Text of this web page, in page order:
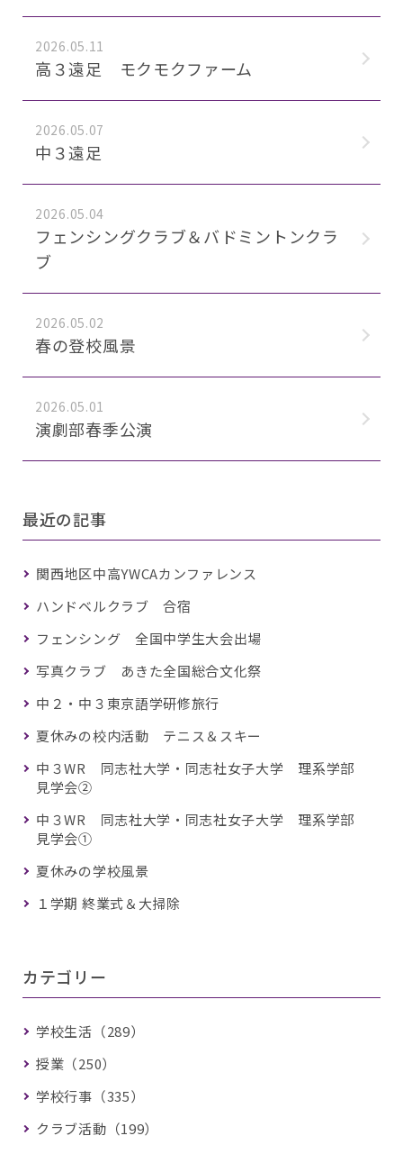
2026.05.11
高３遠足 モクモクファーム
2026.05.07
中３遠足
2026.05.04
フェンシングクラブ＆バドミントンクラ
ブ
2026.05.02
春の登校風景
2026.05.01
演劇部春季公演
最近の記事
関西地区中高YWCAカンファレンス
ハンドベルクラブ 合宿
フェンシング 全国中学生大会出場
写真クラブ あきた全国総合文化祭
中２・中３東京語学研修旅行
夏休みの校内活動 テニス＆スキー
中３WR 同志社大学・同志社女子大学 理系学部
見学会②
中３WR 同志社大学・同志社女子大学 理系学部
見学会①
夏休みの学校風景
１学期 終業式＆大掃除
カテゴリー
学校生活（289）
授業（250）
学校行事（335）
クラブ活動（199）